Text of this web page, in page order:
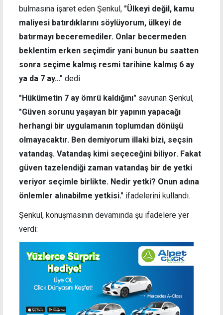
bulmasına işaret eden Şenkul, "Ülkeyi değil, kamu
maliyesi batırdıklarını söylüyorum, ülkeyi de
batırmayı beceremediler. Onlar becermeden
beklentim erken seçimdir yani bunun bu saatten
sonra seçime kalmış resmi tarihine kalmış 6 ay
ya da 7 ay…" dedi.
"Hükümetin 7 ay ömrü kaldığını" savunan Şenkul,
"Güven sorunu yaşayan bir yapının yapacağı
herhangi bir uygulamanın toplumdan dönüşü
olmayacaktır. Ben demiyorum illaki bizi, seçsin
vatandaş. Vatandaş kimi seçeceğini biliyor. Fakat
güven tazelendiği zaman vatandaş bir de yetki
veriyor seçimle birlikte. Nedir yetki? Onun adına
önlemler alınabilme yetkisi." ifadelerini kullandı.
Şenkul, konuşmasının devamında şu ifadelere yer
verdi: